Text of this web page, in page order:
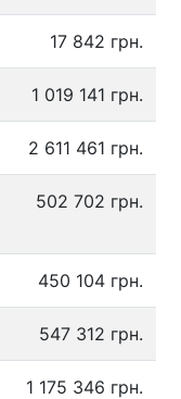
17 842 грн.
1 019 141 грн.
2 611 461 грн.
502 702 грн.
450 104 грн.
547 312 грн.
1 175 346 грн.